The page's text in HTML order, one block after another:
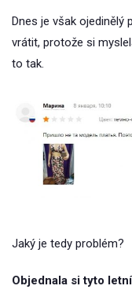
Dnes je však ojedinělý
vrátit, protože si
to tak.
Jaký je tedy problém?
Objednala si tyto